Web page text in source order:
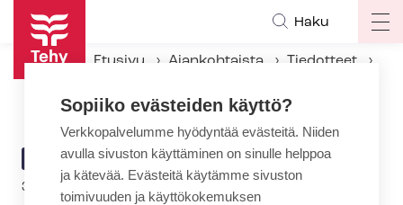
Hyppää
pääsisältöön
Haku
Etusivu Ajankohtaista
Tiedotteet
ARTIKKELIN
KATEGORIA
TIEDOTE
31.10.2012 | 22:00
Sopiiko evästeiden käyttö?
Verkkopalvelumme hyödyntää evästeitä. Niiden
avulla sivuston käyttäminen on sinulle helppoa
ja kätevää. Evästeitä käytämme sivuston
toimivuuden ja käyttökokemuksen